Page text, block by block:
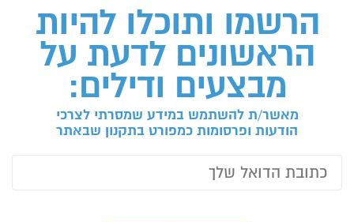
הרשמו ותוכלו להיות
הראשונים לדעת על
מבצעים ודילים:
מאשר/ת להשתמש במידע שמסרתי לצרכי
הודעות ופרסומות כמפורט בתקנון שבאתר